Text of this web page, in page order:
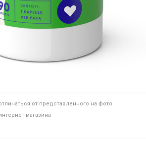
от представленного на фото.
магазина